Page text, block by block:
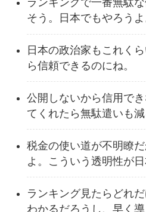
ランキングで一番無駄
そう。日本でもやろうよ
日本の政治家もこれく
ら信頼できるのにね。
公開しないから信用で
てくれたら無駄遣いも減
税金の使い道が不明瞭
よ。こういう透明性が
ランキング見たらどれ
わかるだろうし、早く導